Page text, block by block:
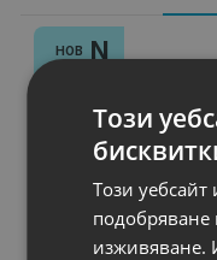
НОВ N
Този
Този уебсайт
подобряване
изживяване.